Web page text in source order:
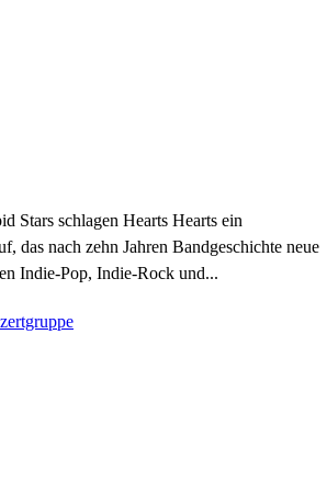
Stars schlagen Hearts Hearts ein
das nach zehn Jahren Bandgeschichte neue
Indie-Pop, Indie-Rock und...